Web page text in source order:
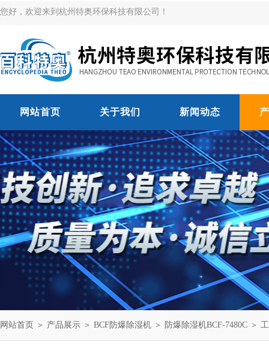
您好，欢迎来到杭州特奥环保科技有限公司！
网站首页 关于我们 新闻动态
网站首页 ＞ 产品展示 ＞ BCF防爆除湿机 ＞ 防爆除湿机BCF-7480C ＞